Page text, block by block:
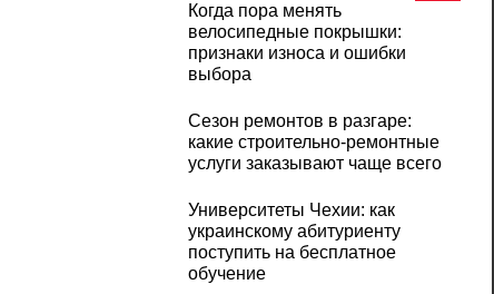
Когда пора менять
велосипедные покрышки:
признаки износа и ошибки
выбора
Сезон ремонтов в разгаре:
какие строительно-ремонтные
услуги заказывают чаще всего
Университеты Чехии: как
украинскому абитуриенту
поступить на бесплатное
обучение